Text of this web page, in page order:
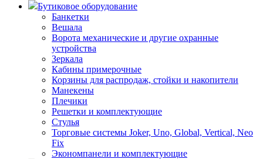
Бутиковое оборудование
Банкетки
Вешала
Ворота механические и другие охранные
устройства
Зеркала
Кабины примерочные
Корзины для распродаж, стойки и накопители
Манекены
Плечики
Решетки и комплектующие
Стулья
Торговые системы Joker, Uno, Global, Vertical, Neo
Fix
Экономпанели и комплектующие